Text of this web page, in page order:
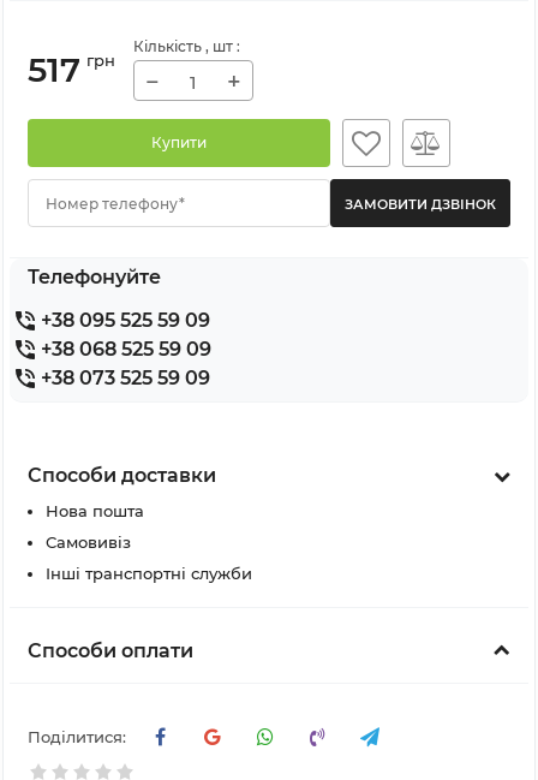
517 грн
Кількість , шт :
− +
Купити
Номер телефону*
Телефонуйте
+38 095 525 59 09
+38 068 525 59 09
+38 073 525 59 09
Способи доставки
Нова пошта
Самовивіз
Інші транспортні служби
Способи оплати
Поділитися: